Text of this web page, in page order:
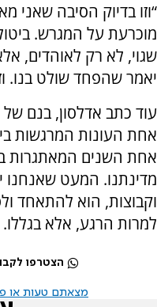
“וזו בדיוק הסיבה שאני
שגוי, לא רק לאוהדים,
יאמר שהפחד שולט בנו.
עוד כתב אדלסון, בנם של
אחת העונות המרגשות
אחת השנים המאתגרות
מדינתנו. המעט שאנחנו
וקבוצות, הוא להתאחד
למרות הרגע, אלא
הצטרפו
מצאתם טעות או